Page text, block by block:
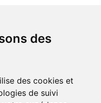
des
des cookies et
de suivi